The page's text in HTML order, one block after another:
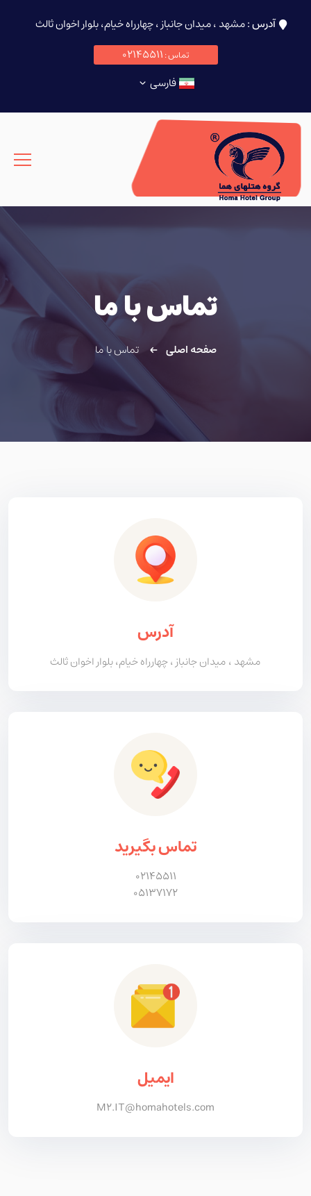
آدرس :مشهد ، میدان جانباز ، چهارراه خیام، بلوار اخوان ثالث
تماس :02145511
فارسی
تماس با ما
صفحه اصلی تماس با ما
آدرس
مشهد ، میدان جانباز ، چهارراه خیام، بلوار اخوان ثالث
تماس بگیرید
02145511
05137172
ایمیل
M2.IT@homahotels.com